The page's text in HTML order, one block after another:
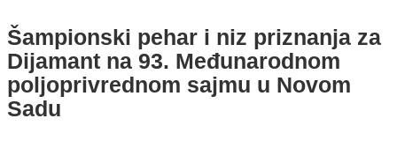
Šampionski pehar i niz priznanja za
Dijamant na 93. Međunarodnom
poljoprivrednom sajmu u Novom
Sadu